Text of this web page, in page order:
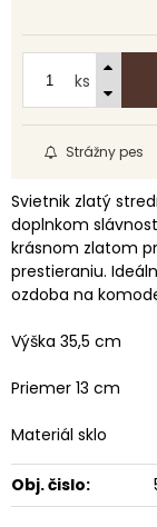
ks
Strážny pes
Svietnik zlatý
doplnkom
krásnom zlatom
prestieraniu.
ozdoba na
Výška 35,5 cm
Priemer 13 cm
Materiál sklo
Obj. čislo: